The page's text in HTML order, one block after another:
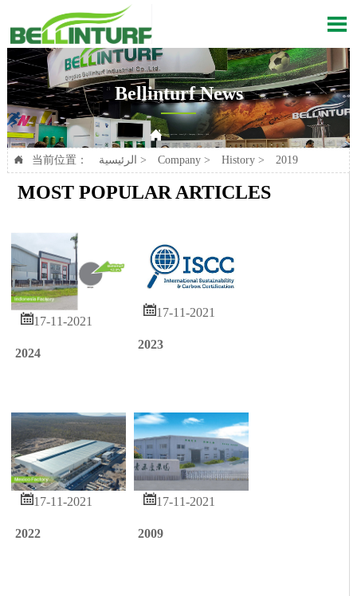

Bellinturf News

 当前位置： الرئيسية > Company> History> 2019
MOST POPULAR ARTICLES
17-11-2021
2024
17-11-2021
2023
17-11-2021
2022
17-11-2021
2009